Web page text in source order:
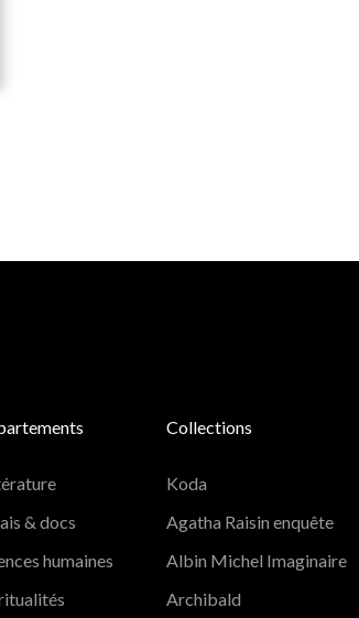
& docs
humaines
Collections
Koda
Agatha Raisin enquête
Albin Michel Imaginaire
Archibald